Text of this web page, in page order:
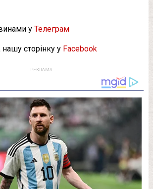
у Телеграм
нашу сторінку у Facebook
РЕКЛАМА: